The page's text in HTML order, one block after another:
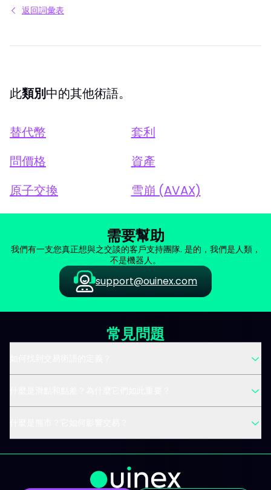
返回詞彙表
此類別中的其他術語。
替代幣
套利
問價格
資產
原子交換
雪崩 (AVAX)
需要幫助
我們有一支您真正想與之交談的客戶支持團隊. 是的，我們是人類，
不是機器人。
support@ouinex.com
常見問題